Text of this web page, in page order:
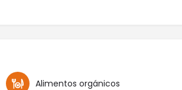
Alimentos orgánicos